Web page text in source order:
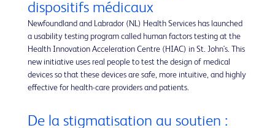
dispositifs médicaux
Newfoundland and Labrador (NL) Health Services has launched
a usability testing program called human factors testing at the
Health Innovation Acceleration Centre (HIAC) in St. John's. This
new initiative uses real people to test the design of medical
devices so that these devices are safe, more intuitive, and highly
effective for health-care providers and patients.
De la stigmatisation au soutien :